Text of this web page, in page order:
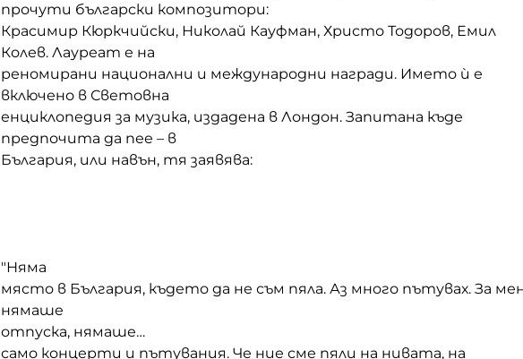
прочути български композитори:
Красимир Кюркчийски, Николай Кауфман, Христо Тодоров, Емил
Колев. Лауреат е на
реномирани национални и международни награди. Името ѝ е
включено в Световна
енциклопедия за музика, издадена в Лондон. Запитана къде
предпочита да пее – в
България, или навън, тя заявява:
"Няма
място в България, където да не съм пяла. Аз много пътувах. За
нямаше
отпуска, нямаше…
само концерти и пътувания. Че ние сме пяли на нивата, на